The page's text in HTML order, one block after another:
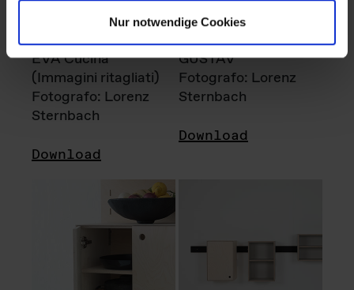
Nur notwendige Cookies
EVA Cucina
(Immagini ritagliati)
Fotografo: Lorenz
Sternbach
Download
GUSTAV
Fotografo: Lorenz
Sternbach
Download